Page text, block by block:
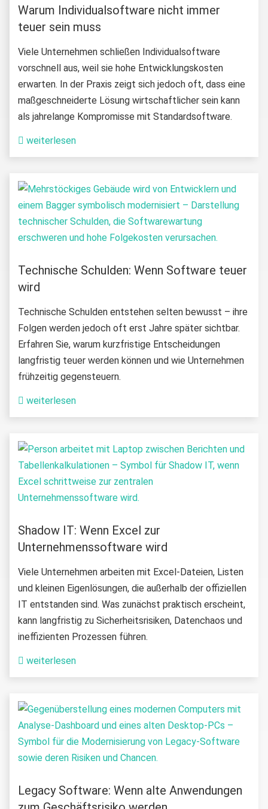
Warum Individualsoftware nicht immer
teuer sein muss
Viele Unternehmen schließen Individualsoftware
vorschnell aus, weil sie hohe Entwicklungskosten
erwarten. In der Praxis zeigt sich jedoch oft, dass eine
maßgeschneiderte Lösung wirtschaftlicher sein kann
als jahrelange Kompromisse mit Standardsoftware.
weiterlesen
Technische Schulden: Wenn Software teuer
wird
Technische Schulden entstehen selten bewusst – ihre
Folgen werden jedoch oft erst Jahre später sichtbar.
Erfahren Sie, warum kurzfristige Entscheidungen
langfristig teuer werden können und wie Unternehmen
frühzeitig gegensteuern.
weiterlesen
Shadow IT: Wenn Excel zur
Unternehmenssoftware wird
Viele Unternehmen arbeiten mit Excel-Dateien, Listen
und kleinen Eigenlösungen, die außerhalb der offiziellen
IT entstanden sind. Was zunächst praktisch erscheint,
kann langfristig zu Sicherheitsrisiken, Datenchaos und
ineffizienten Prozessen führen.
weiterlesen
Legacy Software: Wenn alte Anwendungen